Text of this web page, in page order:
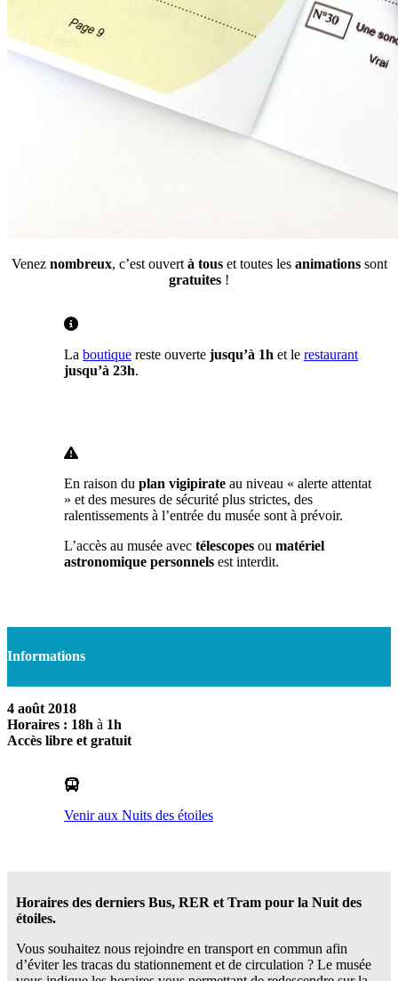
Venez nombreux, c’est ouvert à touset toutes les animationssont
gratuites !
La boutique reste ouverte jusqu’à 1h et le restaurant
jusqu’à 23h.
En raison du plan vigipirate au niveau « alerte attentat
» et des mesures de sécurité plus strictes, des
ralentissements à l’entrée du musée sont à prévoir.
L’accès au musée avec télescopes ou matériel
astronomique personnels est interdit.
Informations
4 août 2018
Horaires : 18h à 1h
Accès libre et gratuit
Venir aux Nuits des étoiles
Horaires des derniers Bus, RER et Tram pour la Nuit des
étoiles.
Vous souhaitez nous rejoindre en transport en commun afin
d’éviter les tracas du stationnement et de circulation ? Le musée